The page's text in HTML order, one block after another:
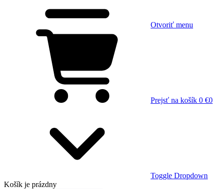
Otvoriť menu
Prejsť na košík 0 €0
Toggle Dropdown
Košík je prázdny